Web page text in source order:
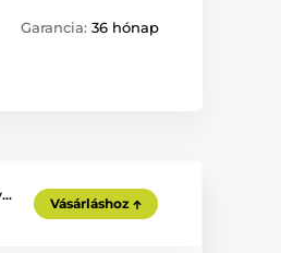
Garancia: 36 hónap
Vásárláshoz